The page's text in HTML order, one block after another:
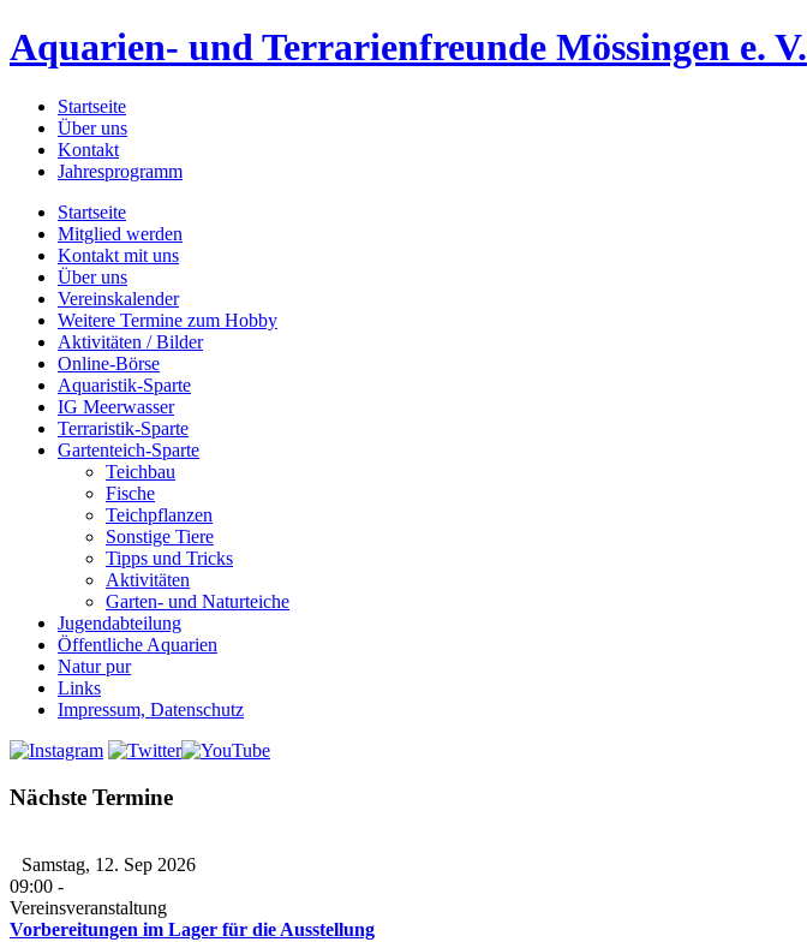
Aquarien- und Terrarienfreunde Mössingen e. V.
Startseite
Über uns
Kontakt
Jahresprogramm
Startseite
Mitglied werden
Kontakt mit uns
Über uns
Vereinskalender
Weitere Termine zum Hobby
Aktivitäten / Bilder
Online-Börse
Aquaristik-Sparte
IG Meerwasser
Terraristik-Sparte
Gartenteich-Sparte
Teichbau
Fische
Teichpflanzen
Sonstige Tiere
Tipps und Tricks
Aktivitäten
Garten- und Naturteiche
Jugendabteilung
Öffentliche Aquarien
Natur pur
Links
Impressum, Datenschutz
Nächste Termine
Samstag, 12. Sep 2026
09:00 -
Vereinsveranstaltung
Vorbereitungen im Lager für die Ausstellung